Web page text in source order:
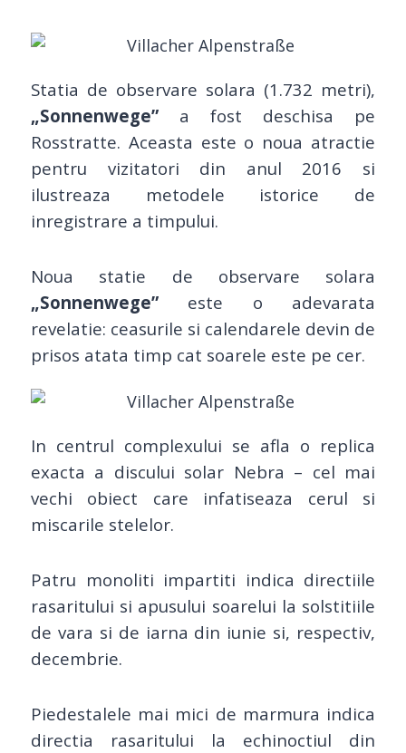
Statia de observare solara (1.732 metri),
„Sonnenwege” a fost deschisa pe
Rosstratte. Aceasta este o noua atractie
pentru vizitatori din anul 2016 si
ilustreaza metodele istorice de
inregistrare a timpului.
Noua statie de observare solara
„Sonnenwege” este o adevarata
revelatie: ceasurile si calendarele devin de
prisos atata timp cat soarele este pe cer.
In centrul complexului se afla o replica
exacta a discului solar Nebra – cel mai
vechi obiect care infatiseaza cerul si
miscarile stelelor.
Patru monoliti impartiti indica directiile
rasaritului si apusului soarelui la solstitiile
de vara si de iarna din iunie si, respectiv,
decembrie.
Piedestalele mai mici de marmura indica
directia rasaritului la echinoctiul din